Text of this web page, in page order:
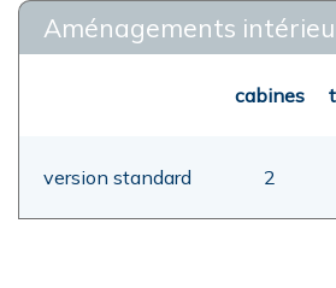
Aménagements
cabines
version standard 2